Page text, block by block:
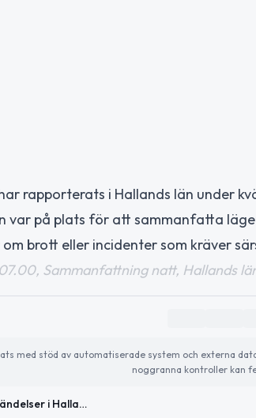
rapporterats i Hallands län under
var på plats för att sammanfatta
brott eller incidenter som kräver
Sammanfattning natt, Hallands
med stöd av automatiserade system och externa
noggranna kontroller kan
Inga större händelser i Hallands län under natten